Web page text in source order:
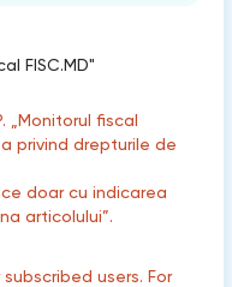
FISC.MD"
„Monitorul fiscal
privind drepturile de
doar cu indicarea
articolului”.
users. For